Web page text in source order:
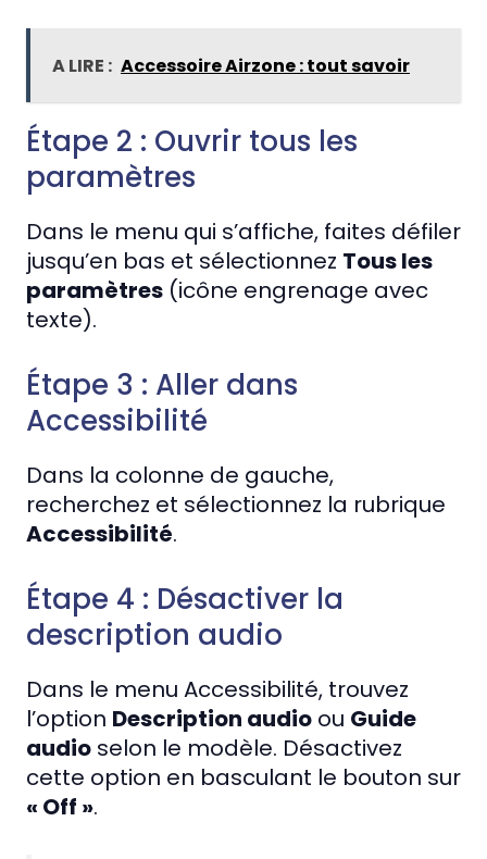
A LIRE : Accessoire Airzone : tout savoir
Étape 2 : Ouvrir tous les
paramètres
Dans le menu qui s’affiche, faites défiler
jusqu’en bas et sélectionnez Tous les
paramètres (icône engrenage avec
texte).
Étape 3 : Aller dans
Accessibilité
Dans la colonne de gauche,
recherchez et sélectionnez la rubrique
Accessibilité.
Étape 4 : Désactiver la
description audio
Dans le menu Accessibilité, trouvez
l’option Description audio ou Guide
audio selon le modèle. Désactivez
cette option en basculant le bouton sur
« Off ».